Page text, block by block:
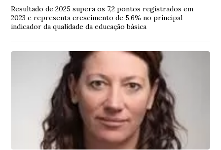
Resultado de 2025 supera os 7,2 pontos registrados em
2023 e representa crescimento de 5,6% no principal
indicador da qualidade da educação básica